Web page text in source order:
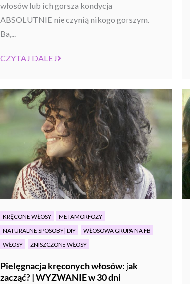
włosów lub ich gorsza kondycja
ABSOLUTNIE nie czynią nikogo gorszym.
Ba,...
CZYTAJ DALEJ
KRĘCONE WŁOSY
METAMORFOZY
NATURALNE SPOSOBY | DIY
WŁOSOWA GRUPA NA FB
WŁOSY
ZNISZCZONE WŁOSY
Pielęgnacja kręconych włosów: jak
zacząć? | WYZWANIE w 30 dni